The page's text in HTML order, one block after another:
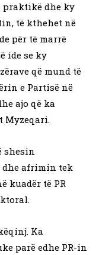
praktikë dhe ky
të kthehet në
për të marrë
ide se ky
që mund të
e Partisë në
ajo që ka
Myzeqari.
shesin
afrimin tek
kuadër të PR
Ka
parë edhe PR-in